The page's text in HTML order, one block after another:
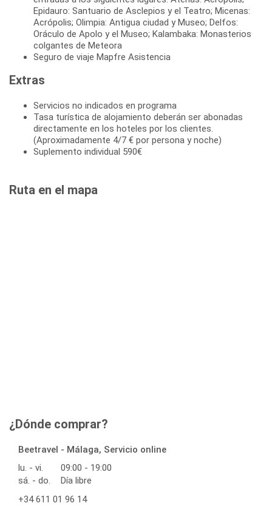
Epidauro: Santuario de Asclepios y el Teatro; Micenas:
Acrópolis; Olimpia: Antigua ciudad y Museo; Delfos:
Oráculo de Apolo y el Museo; Kalambaka: Monasterios
colgantes de Meteora
Seguro de viaje Mapfre Asistencia
Extras
Servicios no indicados en programa
Tasa turística de alojamiento deberán ser abonadas
directamente en los hoteles por los clientes.
(Aproximadamente 4/7 € por persona y noche)
Suplemento individual 590€
Ruta en el mapa
¿Dónde comprar?
Beetravel - Málaga, Servicio online
lu. - vi.
09:00 - 19:00
sá. - do.
Día libre
+34 611 01 96 14